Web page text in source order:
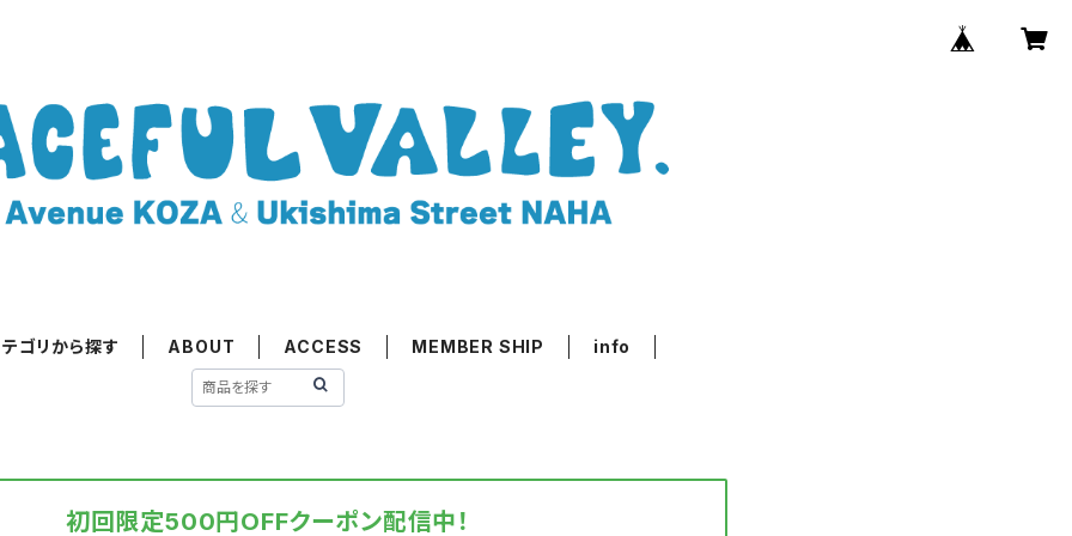
ゴリから探す ABOUT ACCESS MEMBER SHIP info
初回限定500円OFFクーポン配信中！